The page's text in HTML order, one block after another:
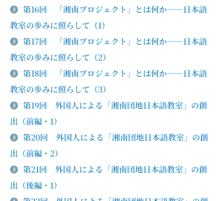
第16回 「湘南プロジェクト」とは何か――日本語
教室の歩みに照らして（1）
第17回 「湘南プロジェクト」とは何か――日本語
教室の歩みに照らして（2）
第18回 「湘南プロジェクト」とは何か――日本語
教室の歩みに照らして（3）
第19回 外国人による「湘南団地日本語教室」の創
出（前編・1）
第20回 外国人による「湘南団地日本語教室」の創
出（前編・2）
第21回 外国人による「湘南団地日本語教室」の創
出（後編・1）